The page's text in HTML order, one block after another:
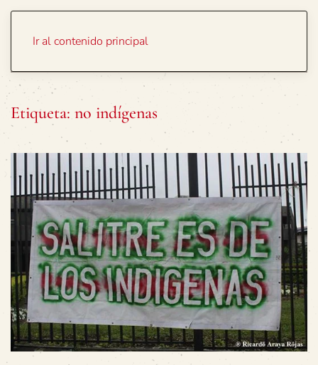
Ir al contenido principal
Etiqueta: no indígenas